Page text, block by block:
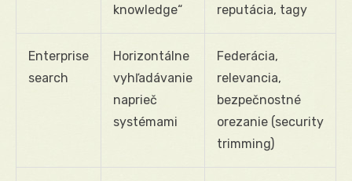
knowledge“
reputácia, tagy
Enterprise
search
Horizontálne
vyhľadávanie
naprieč
systémami
Federácia,
relevancia,
bezpečnostné
orezanie (security
trimming)